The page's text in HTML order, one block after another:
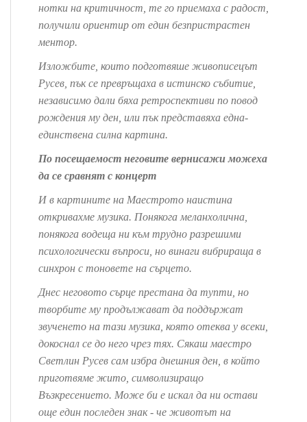
нотки на критичност, те го приемаха с радост,
получили ориентир от един безпристрастен
ментор.
Изложбите, които подготвяше живописецът
Русев, пък се превръщаха в истинско събитие,
независимо дали бяха ретроспективи по повод
рождения му ден, или пък представяха една-
единствена силна картина.
По посещаемост неговите вернисажи можеха
да се сравнят с концерт
И в картините на Маестрото наистина
откривахме музика. Понякога меланхолична,
понякога водеща ни към трудно разрешими
психологически въпроси, но винаги вибрираща в
синхрон с тоновете на сърцето.
Днес неговото сърце престана да тупти, но
творбите му продължават да поддържат
звученето на тази музика, която отеква у всеки,
докоснал се до него чрез тях. Сякаш маестро
Светлин Русев сам избра днешния ден, в който
приготвяме жито, символизиращо
Възкресението. Може би е искал да ни остави
още един последен знак - че животът на